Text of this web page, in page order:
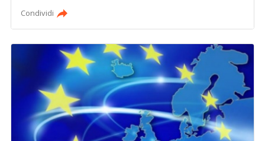
Condividi